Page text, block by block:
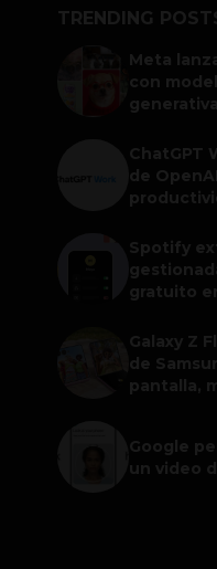
TRENDING
Meta
con
ChatGPT
de
Spotify
gratuito
Galaxy Z
de
pantalla,
Google
un video